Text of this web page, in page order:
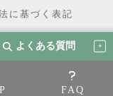
よくある質問
に基づく表記
Inc.
FAQ